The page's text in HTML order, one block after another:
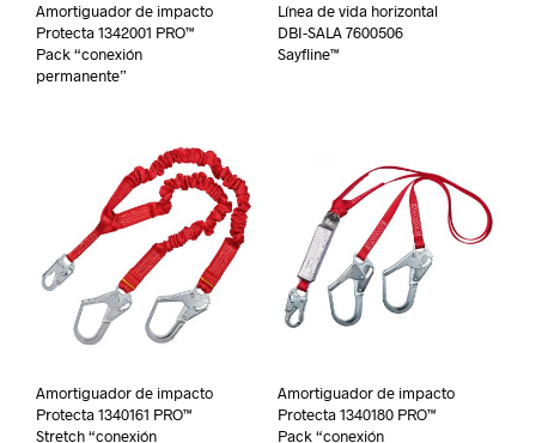
Amortiguador de impacto
Protecta 1342001 PRO™
Pack “conexión
permanente”
Línea de vida horizontal
DBI-SALA 7600506
Sayfline™
Amortiguador de impacto
Protecta 1340161 PRO™
Stretch “conexión
Amortiguador de impacto
Protecta 1340180 PRO™
Pack “conexión